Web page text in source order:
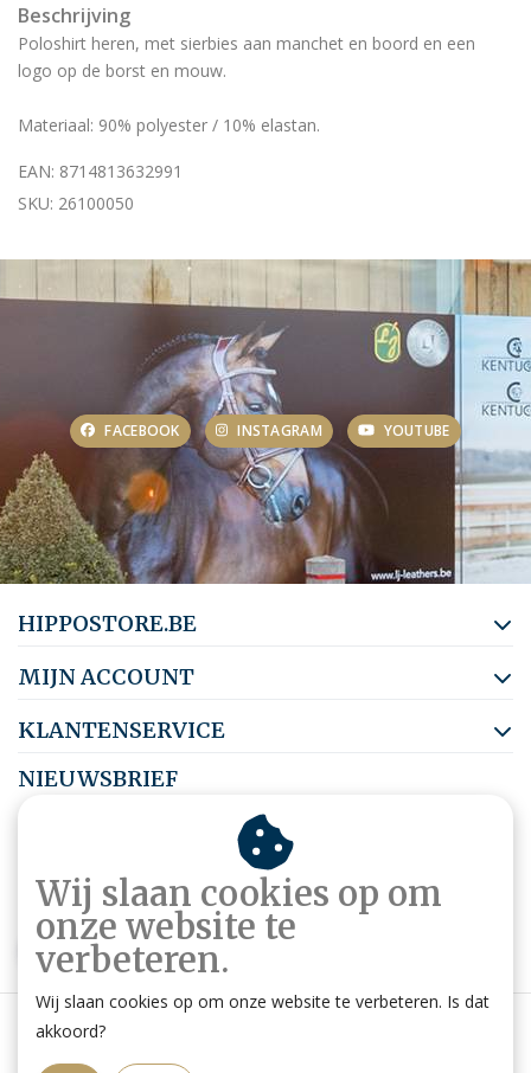
Beschrijving
Poloshirt heren, met sierbies aan manchet en boord en een
logo op de borst en mouw.
Materiaal: 90% polyester / 10% elastan.
EAN: 8714813632991
SKU: 26100050
FACEBOOK INSTAGRAM YOUTUBE
HIPPOSTORE.BE
MIJN ACCOUNT
KLANTENSERVICE
NIEUWSBRIEF
Abonneer je op onze nieuwsbrief om op de hoogte te blijven.
ABONNEER
Wij slaan cookies op om
onze website te
verbeteren.
Wij slaan cookies op om onze website te verbeteren. Is dat
akkoord?